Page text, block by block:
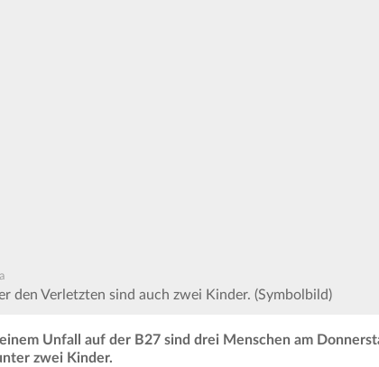
den Verletzten sind auch zwei Kinder. (Symbolbild)
Unfall auf der B27 sind drei Menschen am
zwei Kinder.